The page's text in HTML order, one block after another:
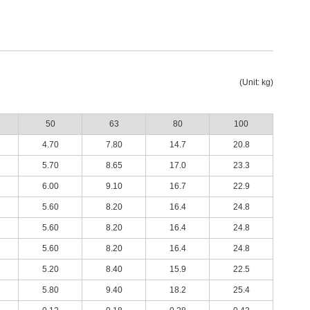
(Unit: kg)
50 63 80 100
4.70 7.80 14.7 20.8
5.70 8.65 17.0 23.3
6.00 9.10 16.7 22.9
5.60 8.20 16.4 24.8
5.60 8.20 16.4 24.8
5.60 8.20 16.4 24.8
5.20 8.40 15.9 22.5
5.80 9.40 18.2 25.4